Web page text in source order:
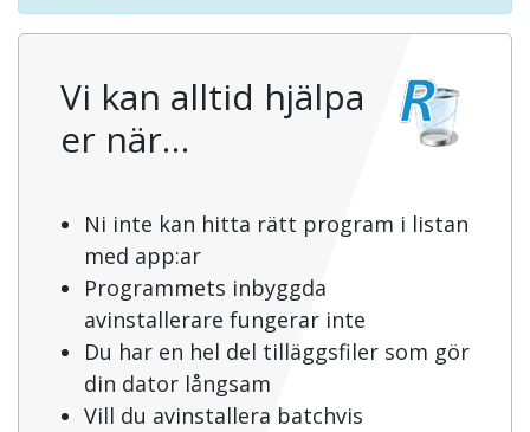
Vi kan alltid hjälpa
er när…
Ni inte kan hitta rätt program i listan
med app:ar
Programmets inbyggda
avinstallerare fungerar inte
Du har en hel del tilläggsfiler som gör
din dator långsam
Vill du avinstallera batchvis